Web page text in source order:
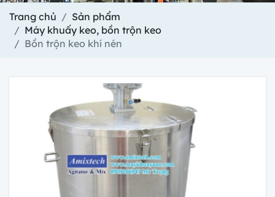
Trang chủ
Sản phẩm
Máy khuấy keo, bồn trộn keo
Bồn trộn keo khí nén